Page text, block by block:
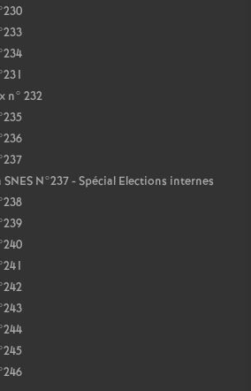
n° 232
N°237 - Spécial Elections internes